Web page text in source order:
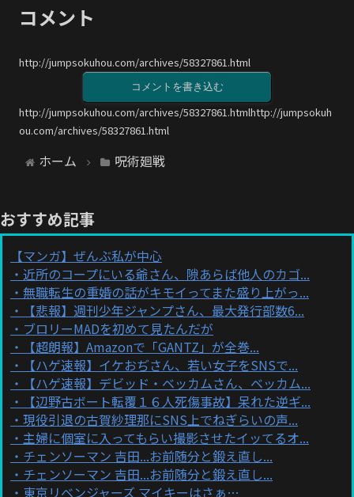
コメント
http://jumpsokuhou.com/archives/58327861.html
コメントを書き込む
http://jumpsokuhou.com/archives/58327861.htmlhttp://jumpsokuh
ou.com/archives/58327861.html
ホーム 呪術廻戦
おすすめ記事
【マンガ】ぜんぶ私が中心
近所のコープにいる爺さん、隙あらば他人のカゴ...
無職転生の重婚の話がキモイってまた盛り上がっ...
【悲報】週刊少年ジャンプさん、最大発行部数6...
ブロリーMADを初めて見たんだが
【超朗報】Amazonで「GANTZ」が全巻...
【ハゲ速報】イケおぢさん、若い女子をSNSで...
【ハゲ速報】デビッド・ベッカムさん、ベッカム...
【辺野古ボート転覆１６人死傷事故】呆れた逆ギ...
現役引退の古賀紗理那にSNS上でねぎらいの声...
主婦に個室に入ってもらい撮影させたイッてるオ...
チェンソーマン 吉田...お前随分と鍛え直し...
チェンソーマン 吉田...お前随分と鍛え直し...
東京リベンジャーズ マイキーはさぁ…